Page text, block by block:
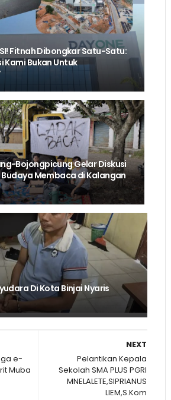
Fitnah Dibongkar Satu-Satu:
Kami Bukan Untuk
Bojongpicung Gelar Diskusi
Membaca di Kalangan
Di Kota Binjai Nyaris
NEXT
Pelantikan Kepala
Sekolah SMA PLUS PGRI
MNELALETE,SIPRIANUS
LIEM,S.Kom
e-
Muba